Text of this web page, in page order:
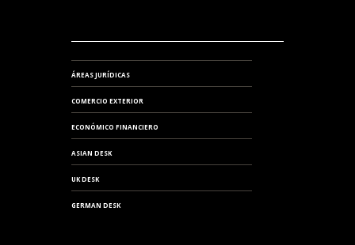
ÁREAS JURÍDICAS
COMERCIO EXTERIOR
ECONÓMICO FINANCIERO
ASIAN DESK
UK DESK
GERMAN DESK